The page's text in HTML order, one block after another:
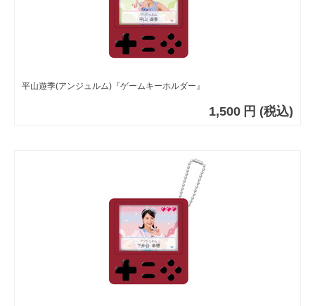
平山遊季(アンジュルム)『ゲームキーホルダー』
1,500 円 (税込)